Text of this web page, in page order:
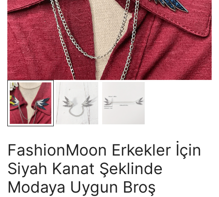
FashionMoon Erkekler İçin
Siyah Kanat Şeklinde
Modaya Uygun Broş